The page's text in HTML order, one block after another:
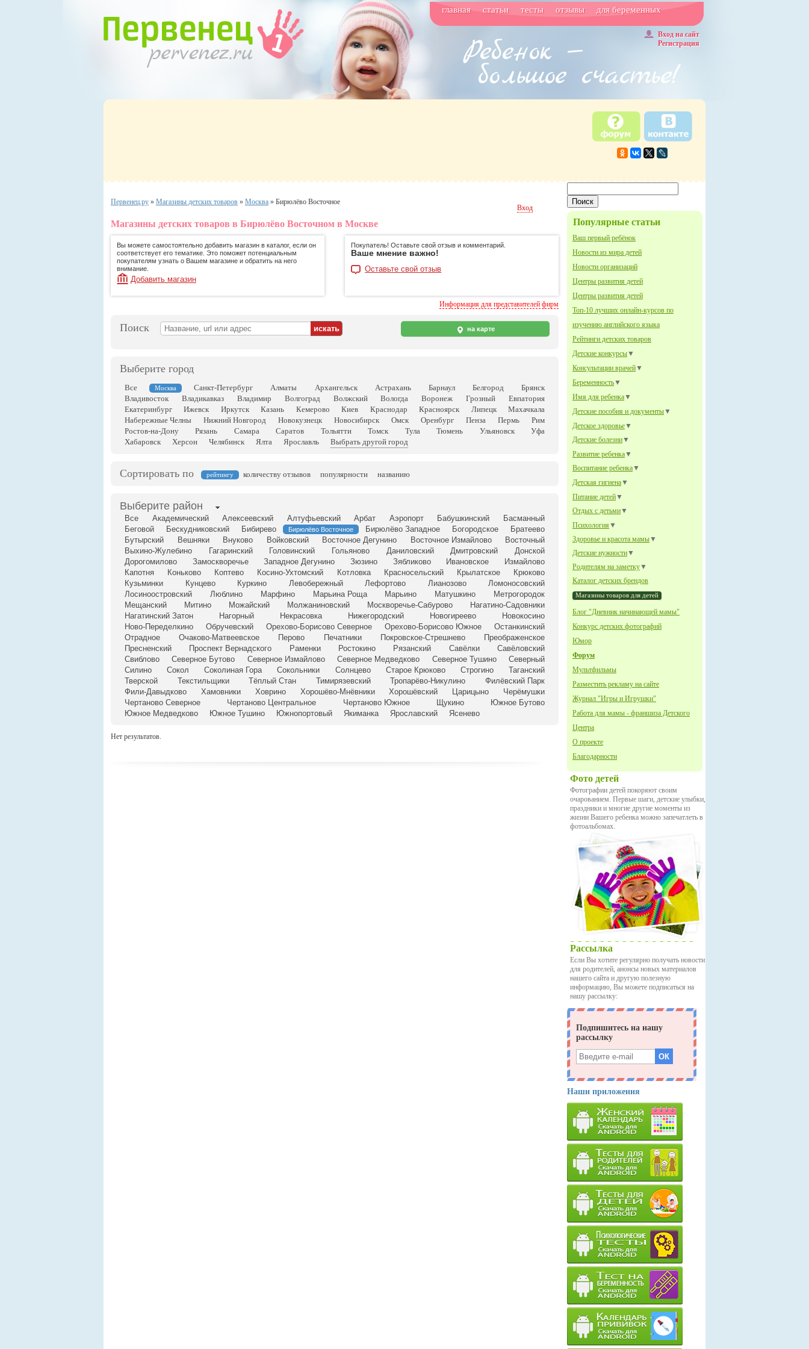
главная статьи тесты отзывы для беременных
Вход на сайт
Регистрация
Популярные статьи
Ваш первый ребёнок
Новости из мира детей
Новости организаций
Центры развития детей
Центры развития детей
Топ-10 лучших онлайн-курсов по
изучению английского языка
Рейтинги детских товаров
Детские конкурсы▼
Консультации врачей▼
Беременность▼
Имя для ребенка▼
Детские пособия и документы▼
Детское здоровье▼
Детские болезни▼
Развитие ребенка▼
Воспитание ребенка▼
Детская гигиена▼
Питание детей▼
Отдых с детьми▼
Психология ▼
Здоровье и красота мамы▼
Детские нужности▼
Родителям на заметку▼
Каталог детских брендов
Магазины товаров для детей
Блог "Дневник начинающей мамы"
Конкурс детских фотографий
Юмор
Форум
Мультфильмы
Разместить рекламу на сайте
Журнал "Игры и Игрушки"
Работа для мамы - франшиза Детского
Центра
О проекте
Благодарности
Фото детей
Фотографии детей покоряют своим
очарованием. Первые шаги, детские улыбки,
праздники и многие другие моменты из
жизни Вашего ребенка можно запечатлеть в
фотоальбомах.
Рассылка
Если Вы хотите регулярно получать новости
для родителей, анонсы новых материалов
нашего сайта и другую полезную
информацию, Вы можете подписаться на
нашу рассылку:
Наши приложения
Первенец.ру » Магазины детских товаров » Москва » Бирюлёво Восточное
Вход
Магазины детских товаров в Бирюлёво Восточном в Москве
Вы можете самостоятельно добавить магазин в каталог, если он
соответствует его тематике. Это поможет потенциальным
покупателям узнать о Вашем магазине и обратить на него
внимание.
Добавить магазин
Покупатель! Оставьте свой отзыв и комментарий.
Ваше мнение важно!
Оставьте свой отзыв
Информация для представителей фирм
Поиск на карте
Выберите город
Все Москва Санкт-Петербург Алматы Архангельск Астрахань Барнаул Белгород
Брянск
Владивосток
Владикавказ Владимир Волгоград Волжский Вологда Воронеж Грозный
Евпатория
Екатеринбург
Ижевск Иркутск Казань Кемерово Киев Краснодар Красноярск Липецк
Махачкала
Набережные Челны
Нижний Новгород Новокузнецк Новосибирск Омск Оренбург Пенза Пермь
Рим
Ростов-на-Дону
Рязань Самара Саратов Тольятти Томск Тула Тюмень Ульяновск
Уфа
Хабаровск
Херсон Челябинск Ялта Ярославль Выбрать другой город
Сортировать по рейтингу количеству отзывов популярности названию
Выберите район
Все Академический Алексеевский Алтуфьевский Арбат Аэропорт Бабушкинский
Басманный
Беговой
Бескудниковский Бибирево Бирюлёво Восточное Бирюлёво Западное Богородское
Братеево
Бутырский
Вешняки Внуково Войковский Восточное Дегунино Восточное Измайлово
Восточный
Выхино-Жулебино
Гагаринский Головинский Гольяново Даниловский Дмитровский
Донской
Дорогомилово
Замоскворечье Западное Дегунино Зюзино Зябликово Ивановское
Измайлово
Капотня
Коньково Коптево Косино-Ухтомский Котловка Красносельский Крылатское
Крюково
Кузьминки
Кунцево Куркино Левобережный Лефортово Лианозово
Ломоносовский
Лосиноостровский
Люблино Марфино Марьина Роща Марьино Матушкино
Метрогородок
Мещанский
Митино Можайский Молжаниновский Москворечье-Сабурово
Нагатино-Садовники
Нагатинский Затон
Нагорный Некрасовка Нижегородский Новогиреево
Новокосино
Ново-Переделкино
Обручевский Орехово-Борисово Северное Орехово-Борисово Южное
Останкинский
Отрадное
Очаково-Матвеевское Перово Печатники Покровское-Стрешнево
Преображенское
Пресненский
Проспект Вернадского Раменки Ростокино Рязанский Савёлки
Савёловский
Свиблово
Северное Бутово Северное Измайлово Северное Медведково Северное Тушино
Северный
Силино
Сокол Соколиная Гора Сокольники Солнцево Старое Крюково Строгино
Таганский
Тверской
Текстильщики Тёплый Стан Тимирязевский Тропарёво-Никулино
Филёвский Парк
Фили-Давыдково
Хамовники Ховрино Хорошёво-Мнёвники Хорошёвский Царицыно
Черёмушки
Чертаново Северное
Чертаново Центральное Чертаново Южное Щукино
Южное Бутово
Южное Медведково
Южное Тушино Южнопортовый Якиманка Ярославский Ясенево
Нет результатов.